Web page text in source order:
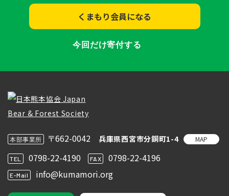
くまもり会員になる
今回だけ寄付する
本部事業所 〒662-0042 兵庫県西宮市分銅町1-4 MAP
TEL 0798-22-4190 FAX 0798-22-4196
E-Mail info@kumamori.org